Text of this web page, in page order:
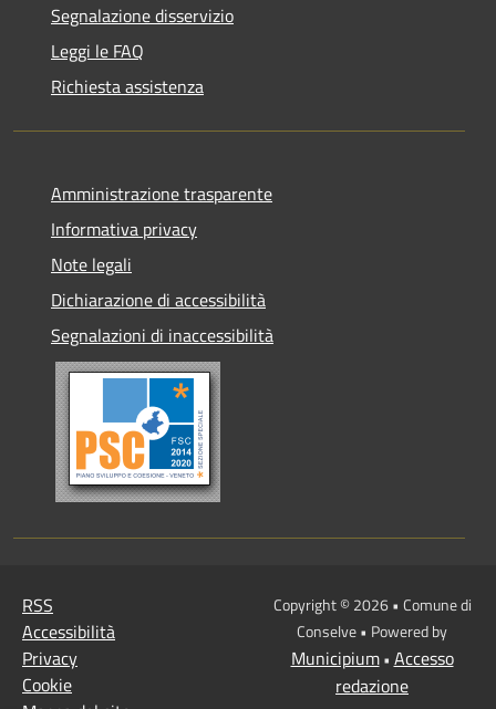
Segnalazione disservizio
Leggi le FAQ
Richiesta assistenza
Amministrazione trasparente
Informativa privacy
Note legali
Dichiarazione di accessibilità
Segnalazioni di inaccessibilità
RSS
Accessibilità
Privacy
Cookie
Copyright © 2026 • Comune di
Conselve • Powered by
Municipium• Accesso
redazione